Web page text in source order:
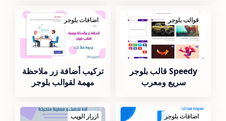
قوالب بلوجر
Speedy قالب بلوجر
سريع ومعرب
اضافات بلوجر
تركيب أضافة زر ملاحظة
مهمة لقوالب بلوجر
اضافات بلوجر ازرار الويب